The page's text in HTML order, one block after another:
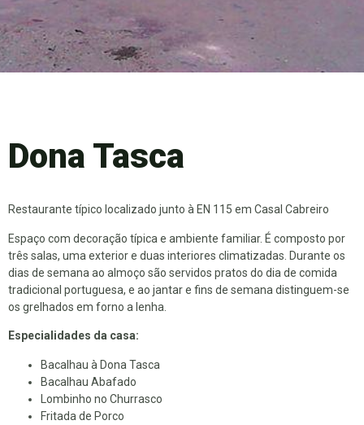
Dona Tasca
Restaurante típico localizado junto à EN 115 em Casal Cabreiro
Espaço com decoração típica e ambiente familiar. É composto por
três salas, uma exterior e duas interiores climatizadas. Durante os
dias de semana ao almoço são servidos pratos do dia de comida
tradicional portuguesa, e ao jantar e fins de semana distinguem-se
os grelhados em forno a lenha.
Especialidades da casa:
Bacalhau à Dona Tasca
Bacalhau Abafado
Lombinho no Churrasco
Fritada de Porco